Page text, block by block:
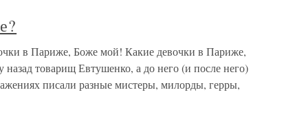
в Париже, Боже мой! Какие девочки в Париже,
товарищ Евтушенко, а до него (и после него)
писали разные мистеры, милорды, герры,